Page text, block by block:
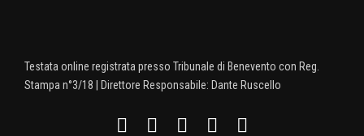
Testata online registrata presso Tribunale di Benevento con Reg.
Stampa n°3/18 | Direttore Responsabile: Dante Ruscello